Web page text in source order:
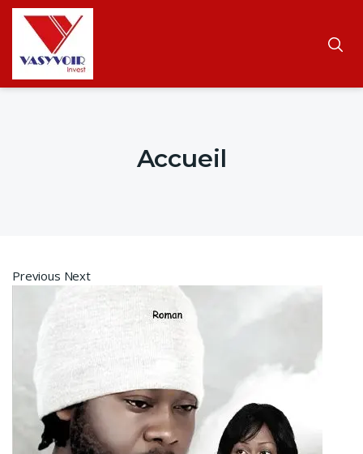
Accueil
Previous Next